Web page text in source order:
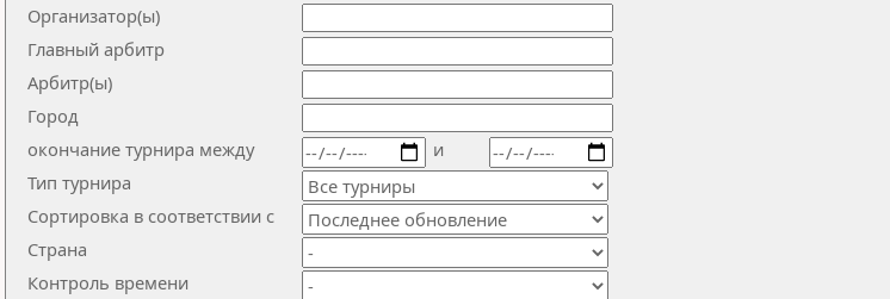
Организатор(ы)
Главный арбитр
Арбитр(ы)
Город
окончание турнира между
и
Тип турнира
Сортировка в соответствии с
Страна
Контроль времени